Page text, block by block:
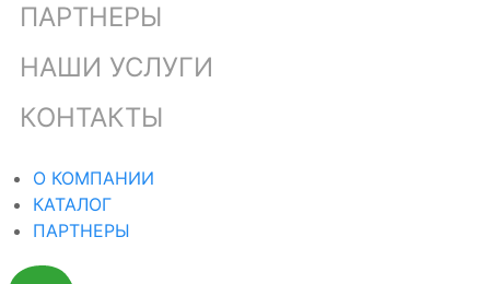
ПАРТНЕРЫ
НАШИ УСЛУГИ
КОНТАКТЫ
О КОМПАНИИ
КАТАЛОГ
ПАРТНЕРЫ